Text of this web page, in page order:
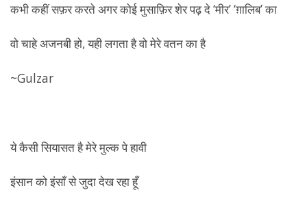
कभी कहीं सफ़र करते अगर कोई मुसाफ़िर शेर पढ़ दे ‘मीर’ ‘ग़ालिब’ का
वो चाहे अजनबी हो, यही लगता है वो मेरे वतन का है
~Gulzar
‏ये कैसी सियासत है मेरे मुल्क पे हावी
इंसान को इंसाँ से जुदा देख रहा हूँ